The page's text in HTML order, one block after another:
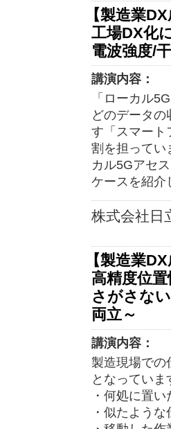
【製造業
工場DX化
電波強度/
講演内容：
「ローカル
どのデータ
す「スマート
割を担ってい
カル5Gアセ
ケースを紹介
株式会社日
【製造業
高精度位
さがさな
両立～
講演内容：
製造現場での
となっていま
・何処に置
・似たよう